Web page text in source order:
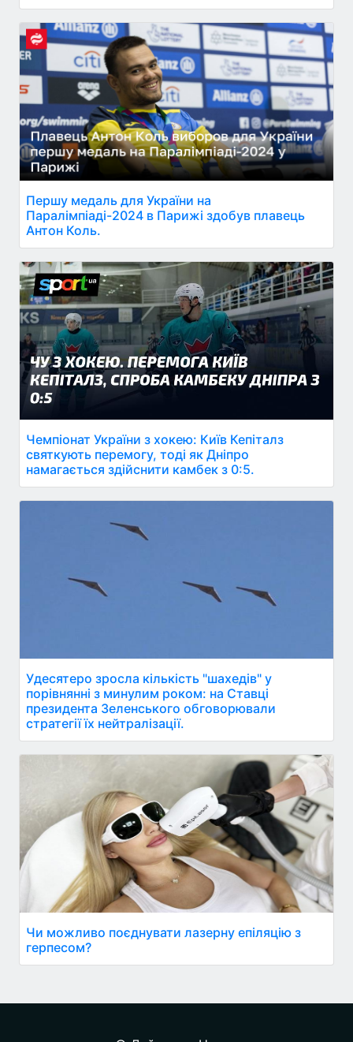
Першу медаль для України на
Паралімпіаді-2024 в Парижі здобув плавець
Антон Коль.
Чемпіонат України з хокею: Київ Кепіталз
святкують перемогу, тоді як Дніпро
намагається здійснити камбек з 0:5.
Удесятеро зросла кількість "шахедів" у
порівнянні з минулим роком: на Ставці
президента Зеленського обговорювали
стратегії їх нейтралізації.
Чи можливо поєднувати лазерну епіляцію з
герпесом?